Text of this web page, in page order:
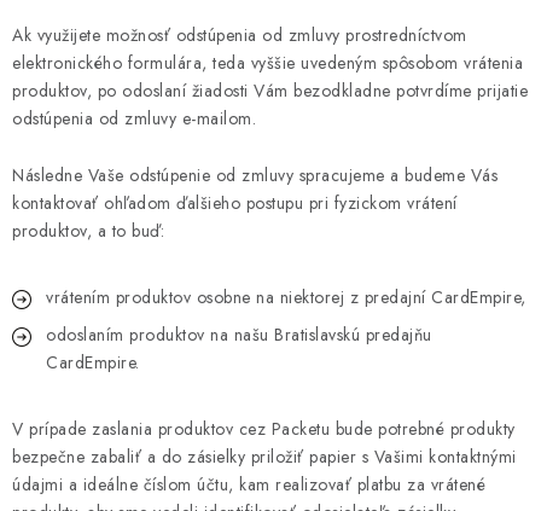
Ak využijete možnosť odstúpenia od zmluvy prostredníctvom
elektronického formulára, teda vyššie uvedeným spôsobom vrátenia
produktov, po odoslaní žiadosti Vám bezodkladne potvrdíme prijatie
odstúpenia od zmluvy e-mailom.
Následne Vaše odstúpenie od zmluvy spracujeme a budeme Vás
kontaktovať ohľadom ďalšieho postupu pri fyzickom vrátení
produktov, a to buď:
vrátením produktov osobne na niektorej z predajní CardEmpire,
odoslaním produktov na našu Bratislavskú predajňu
CardEmpire.
V prípade zaslania produktov cez Packetu bude potrebné produkty
bezpečne zabaliť a do zásielky priložiť papier s Vašimi kontaktnými
údajmi a ideálne číslom účtu, kam realizovať platbu za vrátené